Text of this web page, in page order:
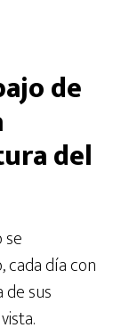
de
del
día con
sus